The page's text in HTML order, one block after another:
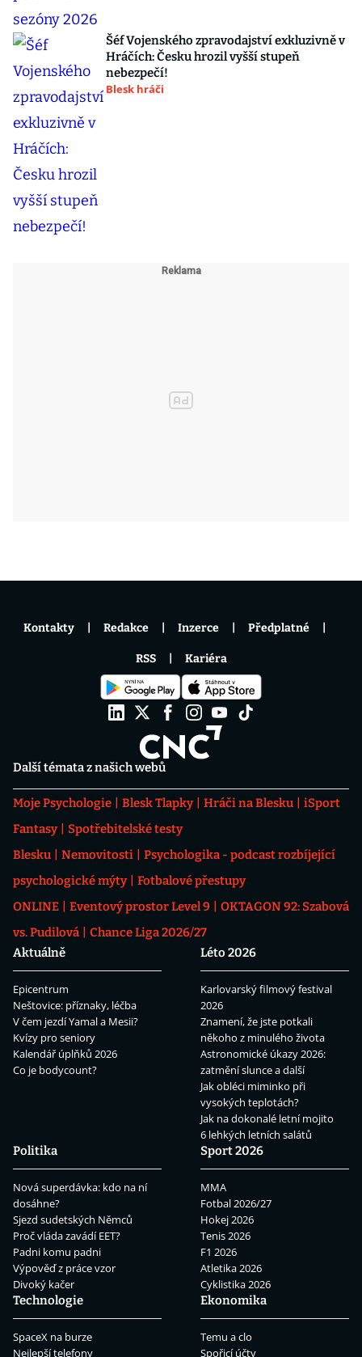
Šéf Vojenského zpravodajství exkluzivně v
Hráčích: Česku hrozil vyšší stupeň
nebezpečí!
Blesk hráči
Další témata z našich webů
Moje Psychologie Blesk Tlapky Hráči na Blesku
iSport
Fantasy
Spotřebitelské testy
Blesku
Nemovitosti
Psychologika - podcast rozbíjející
psychologické mýty
Fotbalové přestupy
ONLINE
Eventový prostor Level 9
OKTAGON 92: Szabová
vs. Pudilová
Chance Liga 2026/27
Aktuálně
Epicentrum
Neštovice: příznaky, léčba
V čem jezdí Yamal a Mesii?
Kvízy pro seniory
Kalendář úplňků 2026
Co je bodycount?
Léto 2026
Karlovarský filmový festival
2026
Znamení, že jste potkali
někoho z minulého života
Astronomické úkazy 2026:
zatmění slunce a další
Jak obléci miminko při
vysokých teplotách?
Jak na dokonalé letní mojito
6 lehkých letních salátů
Politika
Nová superdávka: kdo na ní
dosáhne?
Sjezd sudetských Němců
Proč vláda zavádí EET?
Padni komu padni
Výpověď z práce vzor
Divoký kačer
Sport 2026
MMA
Fotbal 2026/27
Hokej 2026
Tenis 2026
F1 2026
Atletika 2026
Cyklistika 2026
Technologie
SpaceX na burze
Nejlepší telefony
Ekonomika
Temu a clo
Spořicí účty
Kontakty Redakce Inzerce Předplatné
RSS Kariéra